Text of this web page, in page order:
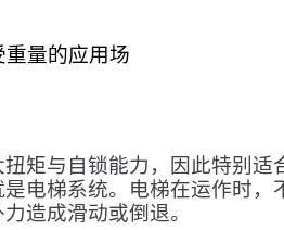
量的应用场
矩与自锁能力，因此特别
电梯系统。电梯在运作时
造成滑动或倒退。